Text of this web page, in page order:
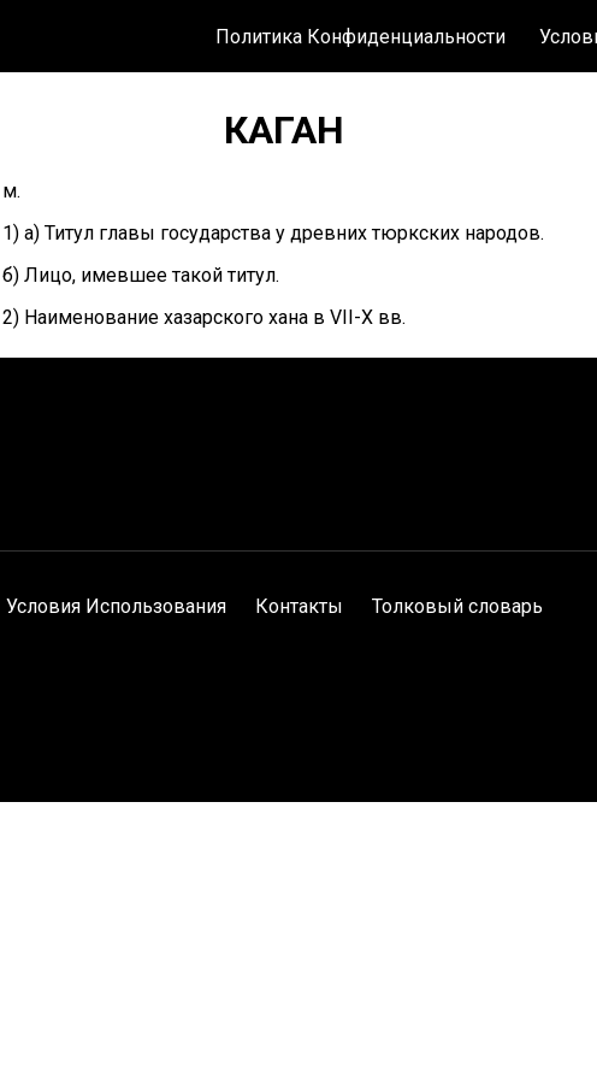
Политика Конфиденциальности
КАГАН
м.
1) а) Титул главы государства у древних тюркских народов.
б) Лицо, имевшее такой титул.
2) Наименование хазарского хана в VII-X вв.
Условия Использования Контакты Толковый словарь